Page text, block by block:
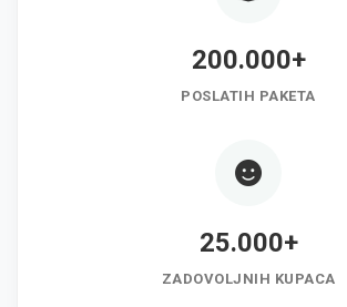
200.000+
POSLATIH PAKETA
25.000+
ZADOVOLJNIH KUPACA